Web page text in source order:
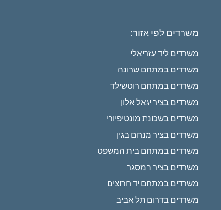
משרדים לפי אזור:
משרדים ליד עזריאלי
משרדים במתחם שרונה
משרדים במתחם רוטשילד
משרדים בציר יגאל אלון
משרדים בשכונת מונטיפיורי
משרדים בציר מנחם בגין
משרדים במתחם בית המשפט
משרדים בציר המסגר
משרדים במתחם יד חרוצים
משרדים בדרום תל אביב